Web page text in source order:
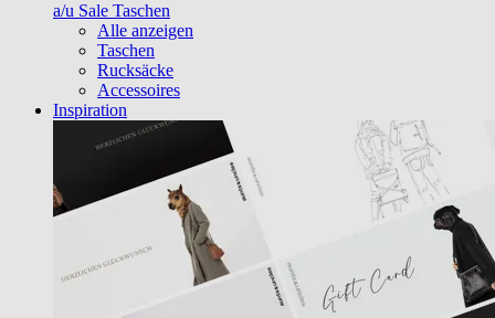
a/u Sale Taschen
Alle anzeigen
Taschen
Rucksäcke
Accessoires
Inspiration